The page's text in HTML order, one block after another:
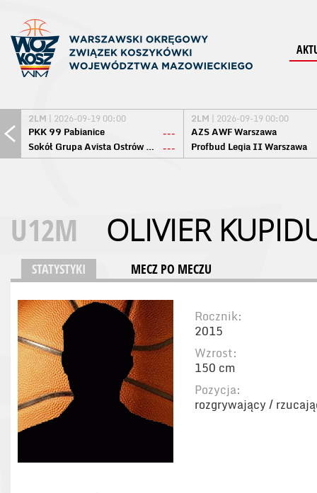
2LM | 2026-09-19 00:00
PKK 99 Pabianice
---
Sokół Grupa Avista Ostrów Maz. ---
2LM | 2026-09-19 00:00
AZS AWF Warszawa
Profbud Legia II Warszawa
U12M OLIVIER
STATYSTYKI MECZ PO MECZU
Rocznik:
2015
Wzrost:
150 cm
Pozycja:
rozgrywający /